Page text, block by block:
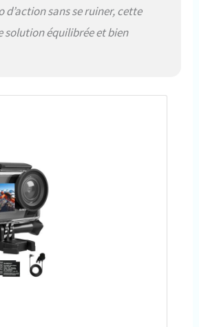
d’action sans se ruiner, cette
solution équilibrée et bien